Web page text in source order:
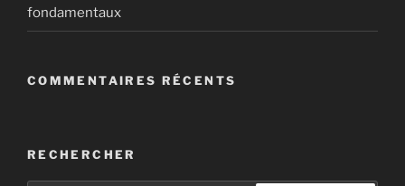
The election of Donald Trump is a dangerous
Islamic terrorism,” and sweeping aside climate
science to […]
fondamentaux
COMMENTAIRES RÉCENTS
RECHERCHER